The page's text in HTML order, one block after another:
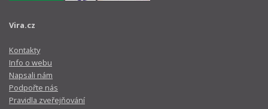
Vira.cz
Kontakty
Info o webu
Napsali nám
Podpořte nás
Pravidla zveřejňování